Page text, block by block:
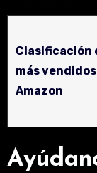
Clasificación
más
Amazon